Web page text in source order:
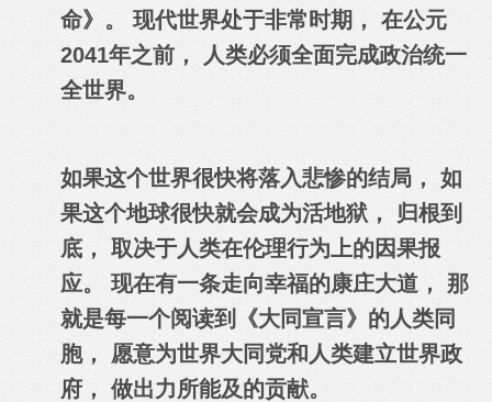
命》。 现代世界处于非常时期， 在公元
2041年之前， 人类必须全面完成政治统一
全世界。
如果这个世界很快将落入悲惨的结局， 如
果这个地球很快就会成为活地狱， 归根到
底， 取决于人类在伦理行为上的因果报
应。 现在有一条走向幸福的康庄大道， 那
就是每一个阅读到《大同宣言》的人类同
胞， 愿意为世界大同党和人类建立世界政
府， 做出力所能及的贡献。